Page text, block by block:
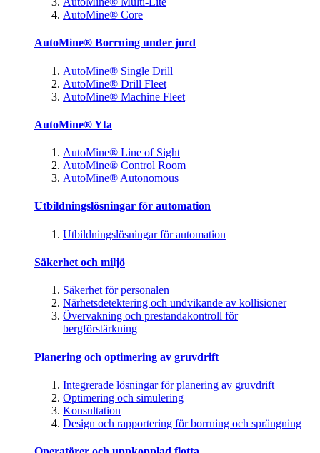
AutoMine® Core
AutoMine® Borrning under jord
AutoMine® Single Drill
AutoMine® Drill Fleet
AutoMine® Machine Fleet
AutoMine® Yta
AutoMine® Line of Sight
AutoMine® Control Room
AutoMine® Autonomous
Utbildningslösningar för automation
Utbildningslösningar för automation
Säkerhet och miljö
Säkerhet för personalen
Närhetsdetektering och undvikande av kollisioner
Övervakning och prestandakontroll för
bergförstärkning
Planering och optimering av gruvdrift
Integrerade lösningar för planering av gruvdrift
Optimering och simulering
Konsultation
Design och rapportering för borrning och sprängning